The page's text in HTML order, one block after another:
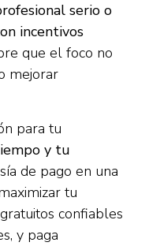
serio o
incentivos
que el foco no
mejorar
para tu
y tu
de pago en una
tu
confiables
y paga